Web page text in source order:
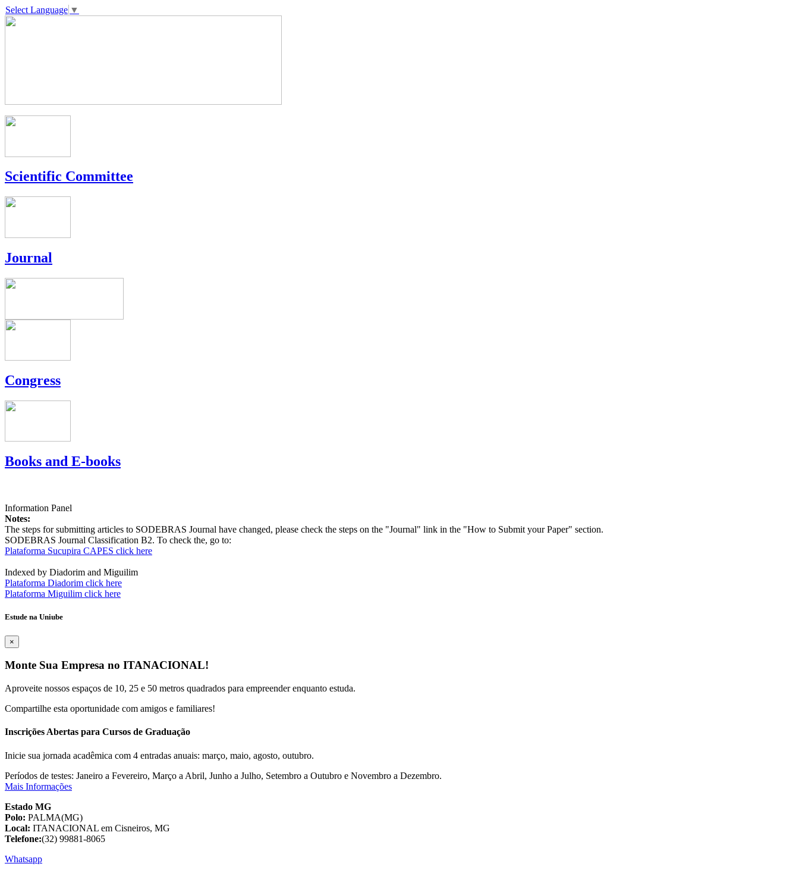
Select Language ▼
Scientific Committee
Journal
Congress
Books and E-books
Information Panel
Notes:
The steps for submitting articles to SODEBRAS Journal have changed, please check the steps on the "Journal" link in the "How to Submit your Paper" section.
SODEBRAS Journal Classification B2. To check the, go to:
Plataforma Sucupira CAPES click here
Indexed by Diadorim and Miguilim
Plataforma Diadorim click here
Plataforma Miguilim click here
Estude na Uniube
×
Monte Sua Empresa no ITANACIONAL!
Aproveite nossos espaços de 10, 25 e 50 metros quadrados para empreender enquanto estuda.
Compartilhe esta oportunidade com amigos e familiares!
Inscrições Abertas para Cursos de Graduação
Inicie sua jornada acadêmica com 4 entradas anuais: março, maio, agosto, outubro.
Períodos de testes: Janeiro a Fevereiro, Março a Abril, Junho a Julho, Setembro a Outubro e Novembro a Dezembro.
Mais Informações
Estado MG
Polo: PALMA(MG)
Local: ITANACIONAL em Cisneiros, MG
Telefone:(32) 99881-8065
Whatsapp